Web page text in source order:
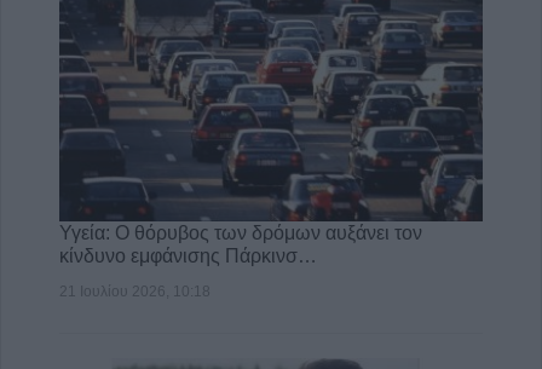
Υγεία: Ο θόρυβος των δρόμων αυξάνει τον
κίνδυνο εμφάνισης Πάρκινσ…
21 Ιουλίου 2026, 10:18